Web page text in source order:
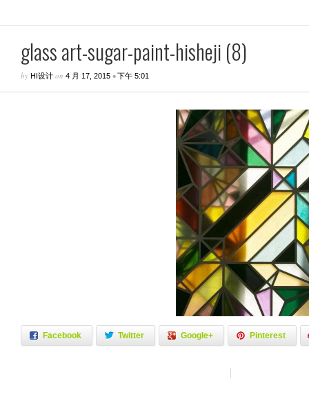
glass art-sugar-paint-hisheji (8)
by HI设计 on 4 月 17, 2015 •下午 5:01
Facebook Twitter Google+ Pinterest